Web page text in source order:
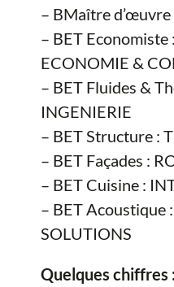
– BMaître d’œuvre
– BET Economiste :
ECONOMIE &
– BET Fluides &
INGENIERIE
– BET Structure :
– BET Façades :
– BET Cuisine :
– BET Acoustique
SOLUTIONS
Quelques chiffres